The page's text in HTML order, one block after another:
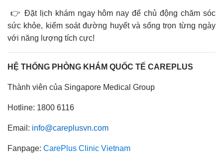
👉 Đặt lịch khám ngay hôm nay để chủ động chăm sóc
sức khỏe, kiểm soát đường huyết và sống trọn từng ngày
với năng lượng tích cực!
HỆ THỐNG PHÒNG KHÁM QUỐC TẾ CAREPLUS
Thành viên của Singapore Medical Group
Hotline: 1800 6116
Email: info@careplusvn.com
Fanpage: CarePlus Clinic Vietnam